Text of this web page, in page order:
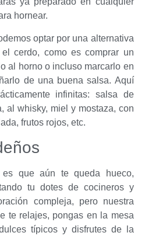
hornear.
optar por una alternativa
cerdo, como es comprar un
al horno o incluso marcarlo en
de una buena salsa. Aquí
infinitas: salsa de
al whisky, miel y mostaza, con
frutos rojos, etc.
que aún te queda hueco,
tu dotes de cocineros y
compleja, pero nuestra
te relajes, pongas en la mesa
típicos y disfrutes de la